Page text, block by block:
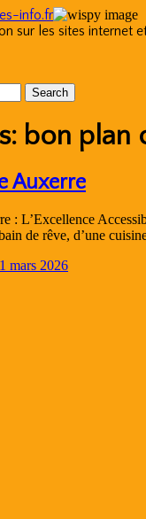
info.fr
sur les sites internet
bon plan
Auxerre
: L’Excellence
de rêve, d’une
mars 2026